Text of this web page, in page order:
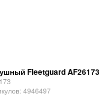
Fleetguard AF26173
4946497